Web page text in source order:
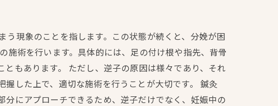
現象のことを指します。この状態が続くと、分娩が困
施術を行います。具体的には、足の付け根や指先、背骨
もあります。 ただし、逆子の原因は様々であり、それ
した上で、適切な施術を行うことが大切です。 鍼灸
にアプローチできるため、逆子だけでなく、妊娠中の